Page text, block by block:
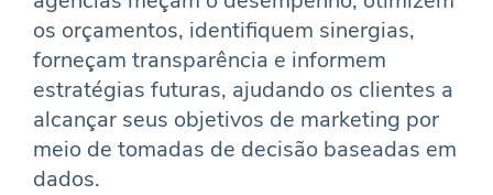
os orçamentos, identifiquem sinergias,
forneçam transparência e informem
estratégias futuras, ajudando os clientes a
alcançar seus objetivos de marketing por
meio de tomadas de decisão baseadas em
dados.